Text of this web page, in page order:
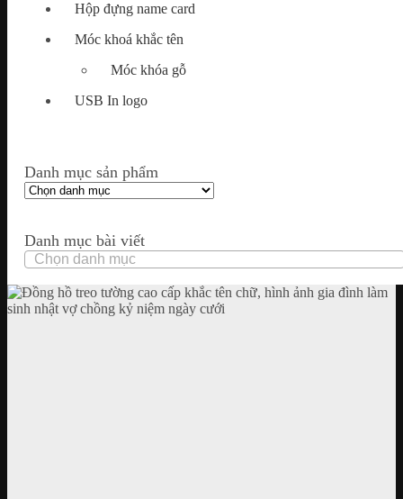
Hộp đựng name card
Móc khoá khắc tên
Móc khóa gỗ
USB In logo
Danh mục sản phẩm
Danh mục bài viết
Danh
mục
bài
viết